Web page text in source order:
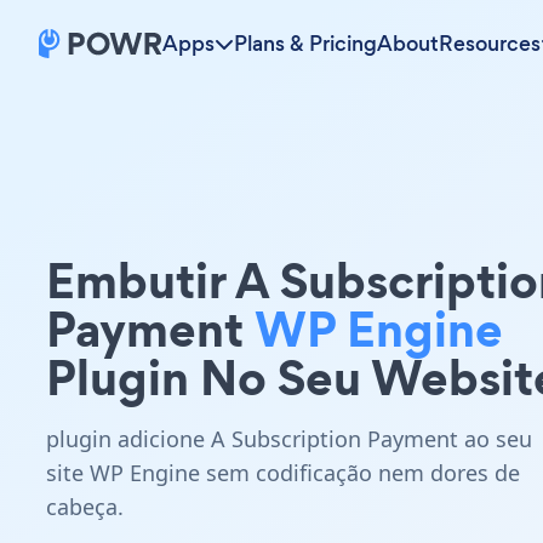
Apps Plans & PricingAboutResources
Embutir A
PaymentWP Engine
Plugin No Seu
plugin adicione A Subscription Payment ao seu
site WP Engine sem codificação nem dores de
cabeça.